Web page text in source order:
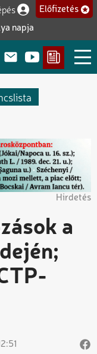
napja
fiók
Előfizetés
Hirdetés
a